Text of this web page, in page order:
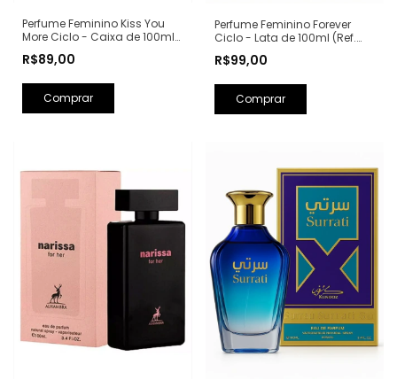
Perfume Feminino Kiss You
More Ciclo - Caixa de 100ml
(Ref. Olfativa: Libre Yves Saint
Laurent)
R$89,00
Perfume Feminino Forever
Ciclo - Lata de 100ml (Ref.
Spears)
R$99,00